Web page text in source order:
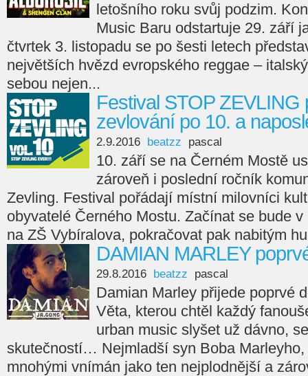
letošního roku svůj podzim.
Music Baru odstartuje 29. září
čtvrtek 3. listopadu se po šesti letech
největších hvězd evropského reggae –
sebou nejen...
Festival STOP ZEVLING
zevlování po 10. a
2.9.2016 beatzz pascal
10. září se na Černém Mostě
zároveň i poslední ročník
Zevling. Festival pořádají místní milovníci
obyvatelé Černého Mostu. Začínat se bude
na ZŠ Vybíralova, pokračovat pak nabitým
DAMIAN MARLEY
29.8.2016 beatzz pascal
Damian Marley přijede poprvé
Věta, kterou chtěl každý
urban music slyšet už dávno,
skutečností… Nejmladší syn Boba Marleyho,
mnohými vnímán jako ten nejplodnější a